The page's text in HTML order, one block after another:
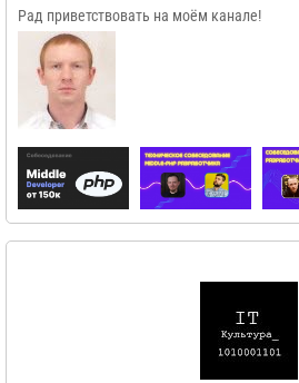
Рад приветствовать на моём канале!